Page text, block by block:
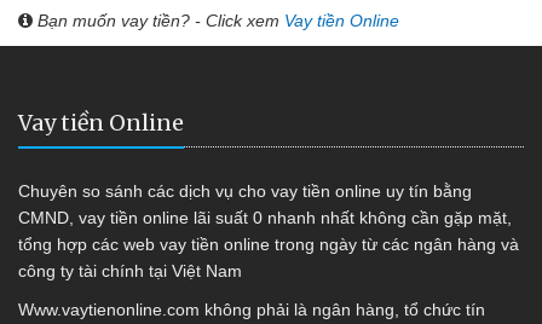
Bạn muốn vay tiền? - Click xem Vay tiền Online
Vay tiền Online
Chuyên so sánh các dịch vụ cho vay tiền online uy tín bằng
CMND, vay tiền online lãi suất 0 nhanh nhất không cần gặp mặt,
tổng hợp các web vay tiền online trong ngày từ các ngân hàng và
công ty tài chính tại Việt Nam
Www.vaytienonline.com không phải là ngân hàng, tổ chức tín